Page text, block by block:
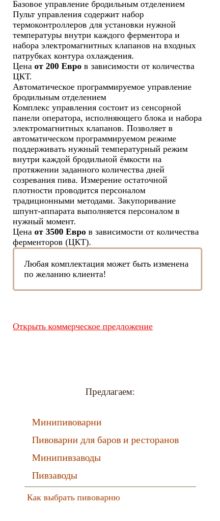
Базовое управление бродильным отделением
Пульт управления содержит набор
термоконтроллеров для установки нужной
температуры внутри каждого ферментора и
набора электромагнитных клапанов на входных
патрубках контура охлаждения.
Ценаот 200 Евро в зависимости от количества
ЦКТ.
Автоматическое программируемое управление
бродильным отделением
Комплекс управления состоит из сенсорной
панели оператора, исполняющего блока и набора
электромагнитных клапанов. Позволяет в
автоматическом программируемом режиме
поддерживать нужный температурный режим
внутри каждой бродильной ёмкости на
протяжении заданного количества дней
созревания пива. Измерение остаточной
плотности проводится персоналом
традиционными методами. Закупоривание
шпунт-аппарата выполняется персоналом в
нужный момент.
Ценаот 3500 Евро в зависимости от количества
ферменторов (ЦКТ).
Любая комплектация может быть изменена
по желанию клиента!
Открыть коммерческое предложение
Предлагаем:
Минипивоварни
Пивоварни для баров и ресторанов
Минипивзаводы
Пивзаводы
Как выбрать пивоварню